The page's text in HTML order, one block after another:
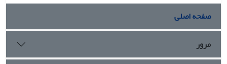
صفحه اصلی
مرور